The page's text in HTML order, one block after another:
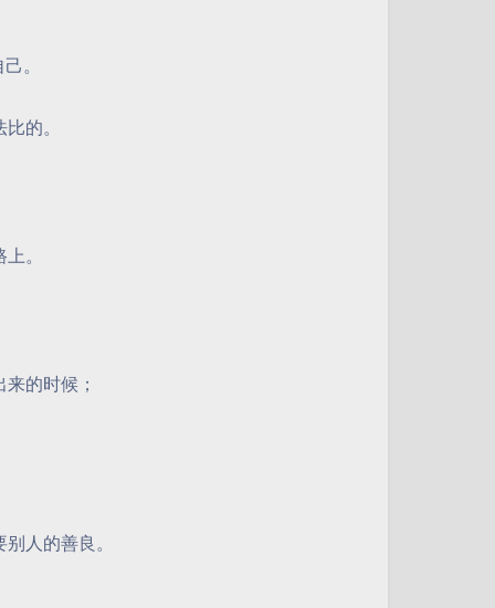
。
的。
。
的时候；
人的善良。